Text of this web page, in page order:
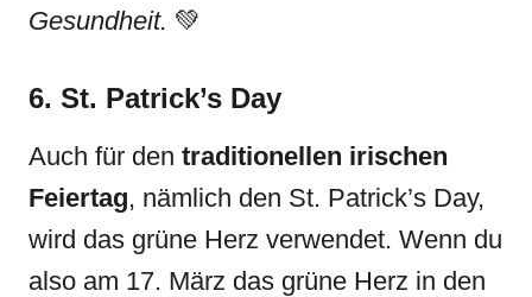
Gesundheit. 💚
6. St. Patrick’s Day
Auch für den traditionellen irischen
Feiertag, nämlich den St. Patrick’s Day,
wird das grüne Herz verwendet. Wenn du
also am 17. März das grüne Herz in den